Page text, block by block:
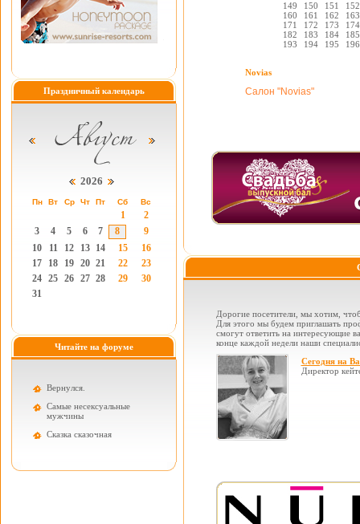
Праздничный календарь
2026
Пн Вт Ср Чт Пт Сб Вс
1
2
3
4 5 6 7 8
9
10
11 12 13 14 15
16
17
18 19 20 21 22
23
24 25 26 27 28 29
30
31
Читайте на форуме
Вернулся.
Самые несексуальные
мужчины
Cказка сказочная
149
150 151
152
160
161 162
163
171
172 173
174
182
183 184
185
193
194 195 196
Novias
Салон "Novias"
Дорогие посетители, мы хотим,
Для этого мы будем приглашать
смогут ответить на интересующие
конце каждой недели наши
Сегодня на
Директор